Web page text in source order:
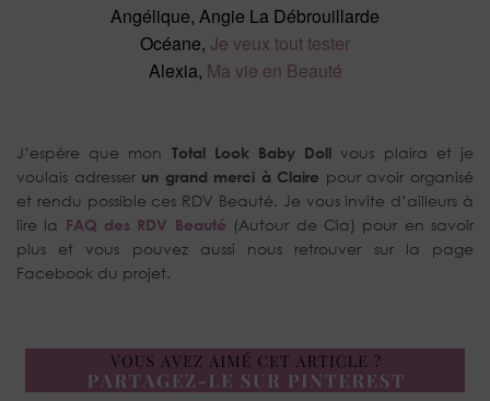
Angélique, Angie La Débrouillarde
Océane, Je veux tout tester
Alexia, Ma vie en Beauté
J’espère que mon Total Look Baby Doll vous plaira et je
voulais adresserun grand merci à Claire pour avoir organisé
et rendu possible ces RDV Beauté. Je vous invite d’ailleurs à
lire la FAQ des RDV Beauté (Autour de Cia) pour en savoir
plus et vous pouvez aussi nous retrouver sur la page
Facebook du projet.